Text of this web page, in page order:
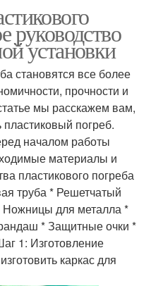
руководство
установки
становятся все более
прочности и
мы расскажем вам,
пластиковый погреб.
началом работы
материалы и
пластикового погреба
труба * Решетчатый
Ножницы для металла *
* Защитные очки *
1: Изготовление
каркас для